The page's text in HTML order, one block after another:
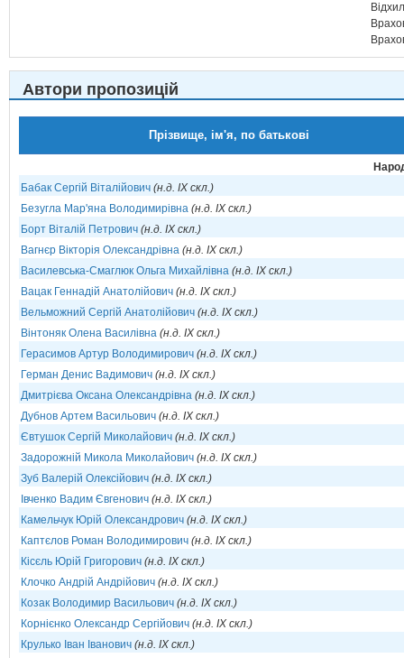
Автори пропозицій
Прізвище, ім'я, по батькові
Бабак Сергій Віталійович (н.д. IX скл.)
Безугла Мар'яна Володимирівна (н.д. IX скл.)
Борт Віталій Петрович (н.д. IX скл.)
Вагнєр Вікторія Олександрівна (н.д. IX скл.)
Василевська-Смаглюк Ольга Михайлівна (н.д. IX скл.)
Вацак Геннадій Анатолійович (н.д. IX скл.)
Вельможний Сергій Анатолійович (н.д. IX скл.)
Вінтоняк Олена Василівна (н.д. IX скл.)
Герасимов Артур Володимирович (н.д. IX скл.)
Герман Денис Вадимович (н.д. IX скл.)
Дмитрієва Оксана Олександрівна (н.д. IX скл.)
Дубнов Артем Васильович (н.д. IX скл.)
Євтушок Сергій Миколайович (н.д. IX скл.)
Задорожній Микола Миколайович (н.д. IX скл.)
Зуб Валерій Олексійович (н.д. IX скл.)
Івченко Вадим Євгенович (н.д. IX скл.)
Камельчук Юрій Олександрович (н.д. IX скл.)
Каптєлов Роман Володимирович (н.д. IX скл.)
Кісєль Юрій Григорович (н.д. IX скл.)
Клочко Андрій Андрійович (н.д. IX скл.)
Козак Володимир Васильович (н.д. IX скл.)
Корнієнко Олександр Сергійович (н.д. IX скл.)
Крулько Іван Іванович (н.д. IX скл.)